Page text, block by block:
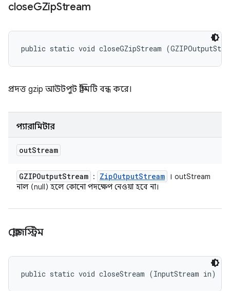
closeGZipStream
public static void closeGZipStream
প্রদত্ত gzip আউটপুট স্ট্রিমটি বন্ধ করে।
প্যারামিটার
outStream
GZIPOutputStream : ZipOutputStream
। outStream
নাল (null) হলে কোনো পদক্ষেপ নেওয়া হবে না।
ক্লোজস্ট্রিম
public static void closeStream (InputStream in)